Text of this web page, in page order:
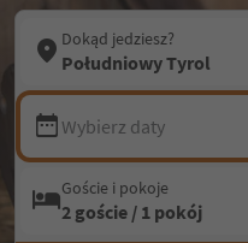
Dokąd jedziesz?
Południowy Tyrol
Wybierz daty
Goście i pokoje
2 goście / 1 pokój